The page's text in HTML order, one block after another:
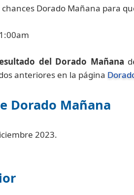
Dorado Mañana para
del Dorado Mañana
anteriores en la página
Dorado Mañana
2023.